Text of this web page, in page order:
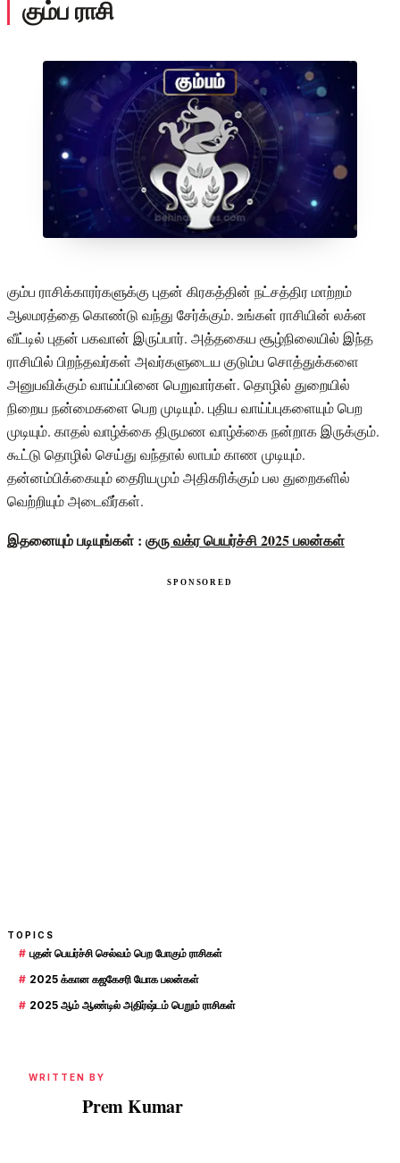
கும்ப ராசி
கும்ப ராசிக்காரர்களுக்கு புதன் கிரகத்தின் நட்சத்திர மாற்றம்
ஆலமரத்தை கொண்டு வந்து சேர்க்கும். உங்கள் ராசியின் லக்ன
வீட்டில் புதன் பகவான் இருப்பார். அத்தகைய சூழ்நிலையில் இந்த
ராசியில் பிறந்தவர்கள் அவர்களுடைய குடும்ப சொத்துக்களை
அனுபவிக்கும் வாய்ப்பினை பெறுவார்கள். தொழில் துறையில்
நிறைய நன்மைகளை பெற முடியும். புதிய வாய்ப்புகளையும் பெற
முடியும். காதல் வாழ்க்கை திருமண வாழ்க்கை நன்றாக இருக்கும்.
கூட்டு தொழில் செய்து வந்தால் லாபம் காண முடியும்.
தன்னம்பிக்கையும் தைரியமும் அதிகரிக்கும் பல துறைகளில்
வெற்றியும் அடைவீர்கள்.
இதனையும் படியுங்கள் : குரு வக்ர பெயர்ச்சி 2025 பலன்கள்
TOPICS
# புதன் பெயர்ச்சி செல்வம் பெற போகும் ராசிகள்
# 2025 க்கான கஜகேசரி யோக பலன்கள்
# 2025 ஆம் ஆண்டில் அதிர்ஷ்டம் பெறும் ராசிகள்
WRITTEN BY
Prem Kumar